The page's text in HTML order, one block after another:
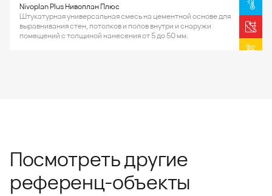
Nivoplan Plus Нивоплан Плюс
Штукатурная универсальная смесь на цементной основе для
выравнивания стен, потолков и полов внутри и снаружи
помещений с толщиной нанесения от 5 до 50 мм.
Посмотреть другие
референц-объекты